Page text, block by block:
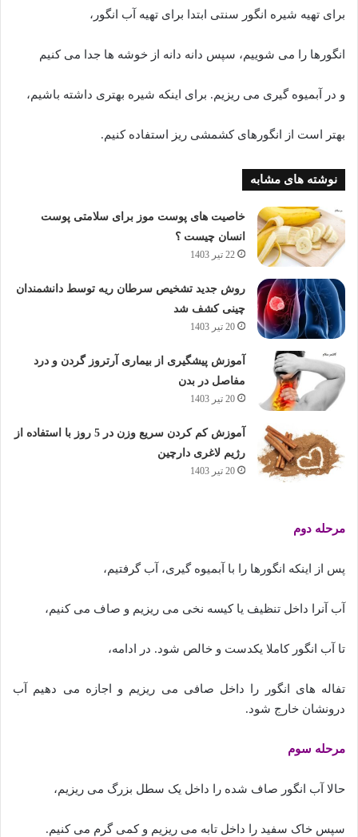
برای تهیه شیره انگور سنتی ابتدا برای تهیه آب انگور،
انگورها را می شوییم، سپس دانه دانه از خوشه ها جدا می کنیم
و در آبمیوه گیری می ریزیم. برای اینکه شیره بهتری داشته باشیم،
بهتر است از انگورهای کشمشی ریز استفاده کنیم.
نوشته های مشابه
خاصیت های پوست موز برای سلامتی پوست
انسان چیست ؟
22 تیر 1403
روش جدید تشخیص سرطان ریه توسط دانشمندان
چینی کشف شد
20 تیر 1403
آموزش پیشگیری از بیماری آرتروز گردن و درد
مفاصل در بدن
20 تیر 1403
آموزش کم کردن سریع وزن در 5 روز با استفاده از
رژیم لاغری دارچین
20 تیر 1403
مرحله دوم
پس از اینکه انگورها را با آبمیوه گیری، آب گرفتیم،
آب آنرا داخل تنظیف یا کیسه نخی می ریزیم و صاف می کنیم،
تا آب انگور کاملا یکدست و خالص شود. در ادامه،
تفاله های انگور را داخل صافی می ریزیم و اجازه می دهیم آب
درونشان خارج شود.
مرحله سوم
حالا آب انگور صاف شده را داخل یک سطل بزرگ می ریزیم،
سپس خاک سفید را داخل تابه می ریزیم و کمی گرم می کنیم.